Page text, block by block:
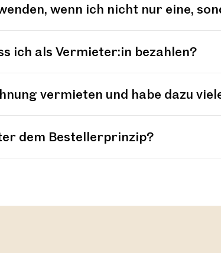
wenn ich nicht nur eine,
ich als Vermieter:in bezahlen?
vermieten und habe dazu
dem Bestellerprinzip?